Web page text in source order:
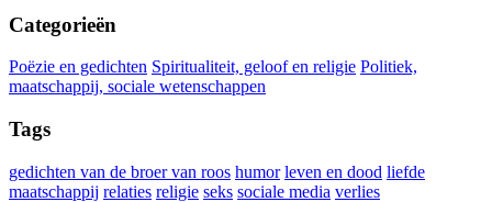
Categorieën
Poëzie en gedichten Spiritualiteit, geloof en religie Politiek,
maatschappij, sociale wetenschappen
Tags
gedichten van de broer van roos humor leven en dood liefde
maatschappij relaties religie seks sociale media verlies